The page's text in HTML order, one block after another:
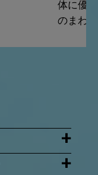
体に優
のまわ